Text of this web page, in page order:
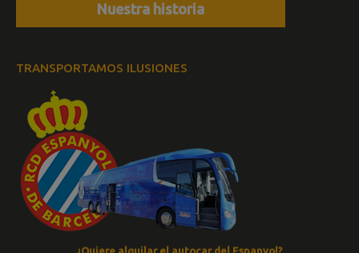
Nuestra historia
TRANSPORTAMOS ILUSIONES
¿Quiere alquilar el autocar del Espanyol?